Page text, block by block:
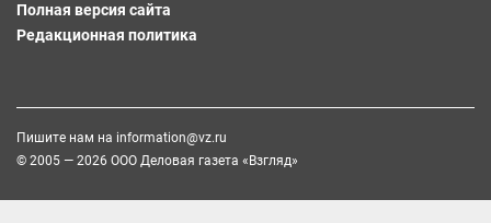
Полная версия сайта
Редакционная политика
Пишите нам на information@vz.ru
© 2005 — 2026 ООО Деловая газета «Взгляд»